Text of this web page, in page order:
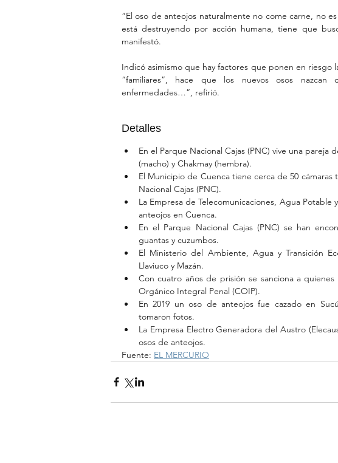
“El oso de anteojos naturalmente no come carne, no
está destruyendo por acción humana, tiene que
manifestó.
Indicó asimismo que hay factores que ponen en riesgo
“familiares”, hace que los nuevos osos
enfermedades…”, refirió.
Detalles
En el Parque Nacional Cajas (PNC) vive una
(macho) y Chakmay (hembra).
El Municipio de Cuenca tiene cerca de 50
Nacional Cajas (PNC).
La Empresa de Telecomunicaciones, Agua Potable
anteojos en Cuenca.
En el Parque Nacional Cajas (PNC) se han
guantas y cuzumbos.
El Ministerio del Ambiente, Agua y Transición
Llaviuco y Mazán.
Con cuatro años de prisión se sanciona a
Orgánico Integral Penal (COIP).
En 2019 un oso de anteojos fue cazado en
tomaron fotos.
La Empresa Electro Generadora del Austro
osos de anteojos.
Fuente: EL MERCURIO